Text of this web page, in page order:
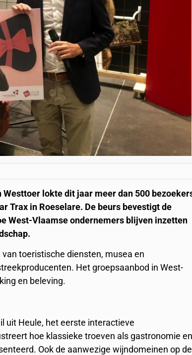
Westtoer lokte dit jaar meer dan 500
Trax in Roeselare. De beurs bevestigt de
West-Vlaamse ondernemers blijven inzetten
toeristische diensten, musea en
Het groepsaanbod in West-
en beleving.
uit Heule, het eerste interactieve
hoe klassieke troeven als gastronomie en
Ook de aanwezige wijndomeinen op de